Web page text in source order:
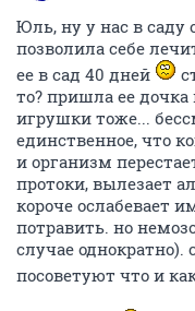
Юль, ну у нас в саду
позволила себе
ее в сад 40 дней
то? пришла ее дочка
игрушки тоже...
единственное, что
и организм
протоки, вылезает
короче ослабевает
потравить. но
случае однократно).
посоветуют что и